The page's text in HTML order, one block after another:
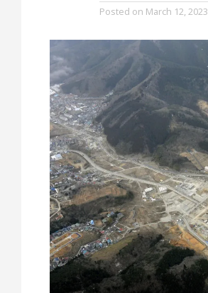
Posted on March 12, 2023